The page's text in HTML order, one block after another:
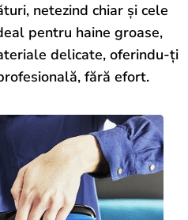
netezind chiar și cele
pentru haine groase,
delicate, oferindu-ți
fără efort.